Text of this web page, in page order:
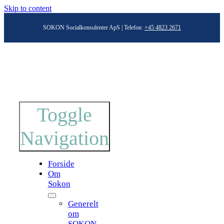
Skip to content
SOKON Socialkonsulenter ApS | Telefon: +45 4823 2671
Toggle
Navigation
Forside
Om
Sokon
Generelt
om